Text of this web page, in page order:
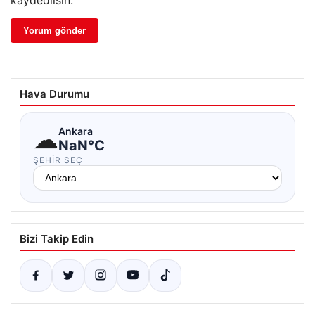
Hava Durumu
☁Ankara
NaN°C
ŞEHIR SEÇ
Bizi Takip Edin